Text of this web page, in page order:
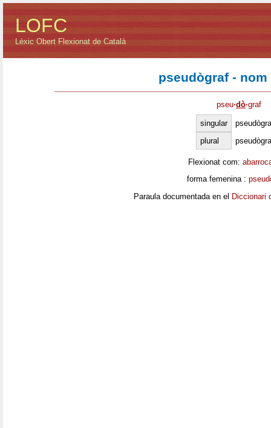
LOFC
Lèxic Obert Flexionat de Català
pseudògraf -
pseu·dò·graf
singular
plural
Flexionat com:
forma femenina :
Paraula documentada en el Diccionari